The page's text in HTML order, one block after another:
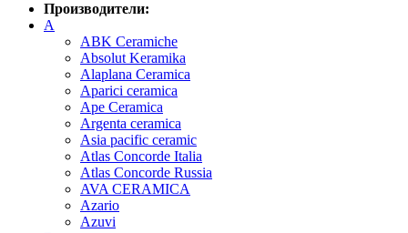
Производители:
A
ABK Ceramiche
Absolut Keramika
Alaplana Ceramica
Aparici ceramica
Ape Ceramica
Argenta ceramica
Asia pacific ceramic
Atlas Concorde Italia
Atlas Concorde Russia
AVA CERAMICA
Azario
Azuvi